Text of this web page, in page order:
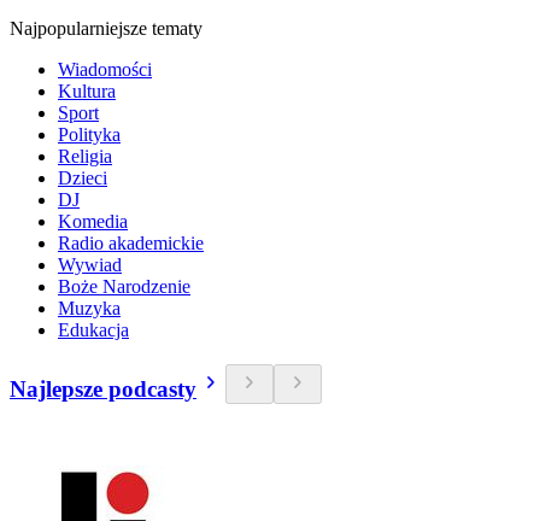
Najpopularniejsze tematy
Wiadomości
Kultura
Sport
Polityka
Religia
Dzieci
DJ
Komedia
Radio akademickie
Wywiad
Boże Narodzenie
Muzyka
Edukacja
Najlepsze podcasty